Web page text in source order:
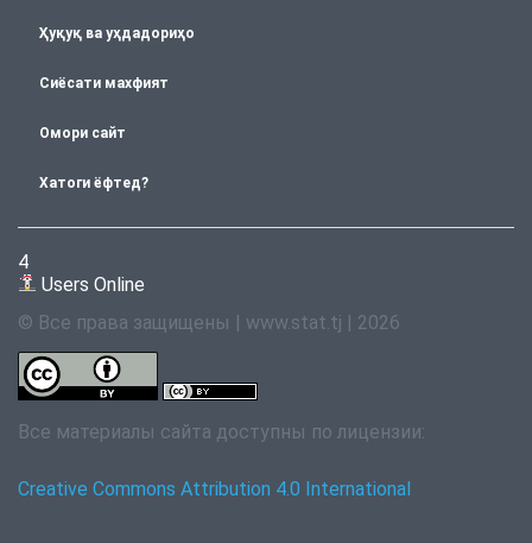
Ҳуқуқ ва уҳдадориҳо
Сиёсати махфият
Омори сайт
Хатоги ёфтед?
4
Users Online
© Все права защищены | www.stat.tj | 2026
Все материалы сайта доступны по лицензии:
Creative Commons Attribution 4.0 International